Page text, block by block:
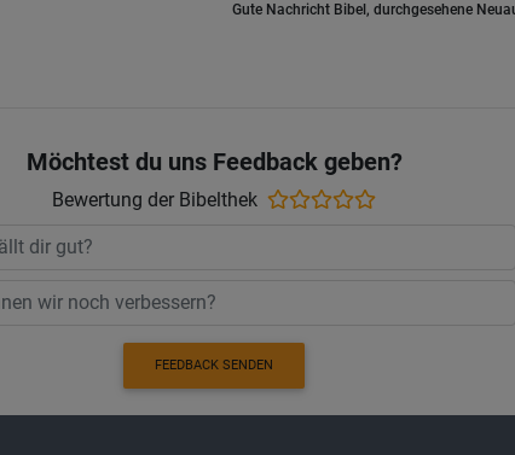
Gute Nachricht Bibel, durchgesehene
Möchtest du uns Feedback geben?
Bewertung der Bibelthek
FEEDBACK SENDEN